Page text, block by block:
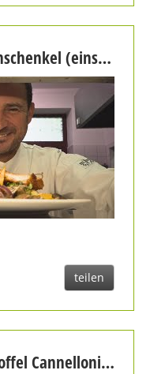
Knuspriges Hähnchenschenkel (einseitig paniert) dazu buntes Gemüse, Pilzragout und Kartoffelbällchen im Kressemantel
teilen
DIY | Knusprige Kartoffel Cannellonie @TopfguckerTV